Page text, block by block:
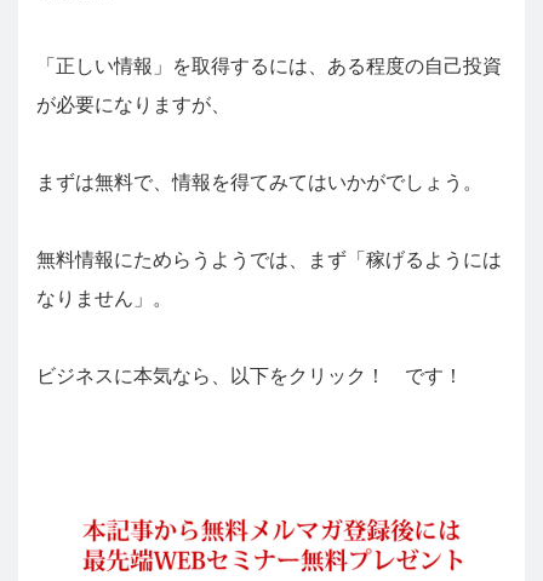
「正しい情報」を取得するには、ある程度の自己投資
が必要になりますが、
まずは無料で、情報を得てみてはいかがでしょう。
無料情報にためらうようでは、まず「稼げるようには
なりません」。
ビジネスに本気なら、以下をクリック！ です！